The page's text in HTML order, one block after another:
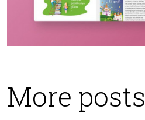
More posts